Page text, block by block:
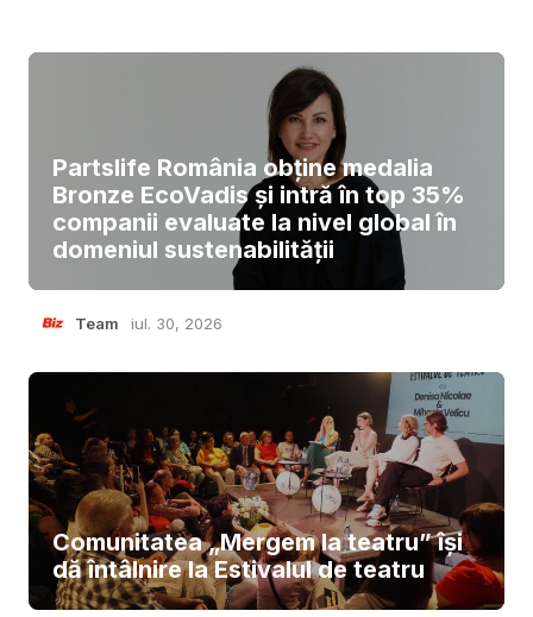
Partslife România obține medalia
Bronze EcoVadis și intră în top 35%
companii evaluate la nivel global în
domeniul sustenabilității
Team iul. 30, 2026
Comunitatea „Mergem la teatru” își
dă întâlnire la Estivalul de teatru